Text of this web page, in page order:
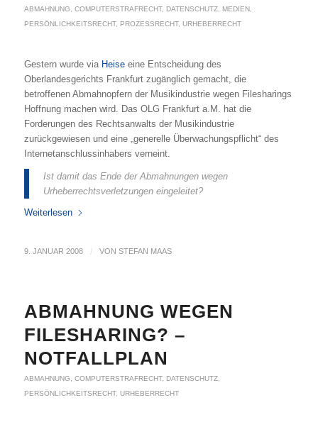
ABMAHNUNG COMPUTERSTRAFRECHT, DATENSCHUTZ, MEDIEN,
PERSÖNLICHKEITSRECHT, PROZESSRECHT, URHEBERRECHT
Gestern wurde via Heise eine Entscheidung des
Oberlandesgerichts Frankfurt zugänglich gemacht, die
betroffenen Abmahnopfern der Musikindustrie wegen Filesharings
Hoffnung machen wird. Das OLG Frankfurt a.M. hat die
Forderungen des Rechtsanwalts der Musikindustrie
zurückgewiesen und eine „generelle Überwachungspflicht“ des
Internetanschlussinhabers verneint.
Ist damit das Ende der Abmahnungen wegen
Urheberrechtsverletzungen eingeleitet?
Weiterlesen
9. JANUAR 2008 / VON STEFAN MAAS
ABMAHNUNG WEGEN
FILESHARING? –
NOTFALLPLAN
ABMAHNUNG COMPUTERSTRAFRECHT, DATENSCHUTZ,
PERSÖNLICHKEITSRECHT, URHEBERRECHT